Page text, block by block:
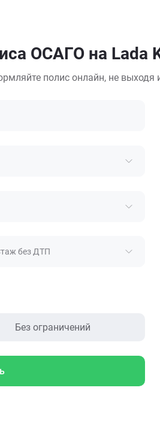
ОСАГО на Lada
полис онлайн, не выходя
без ДТП
Без ограничений